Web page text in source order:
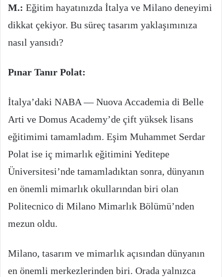
M.: Eğitim hayatınızda İtalya ve Milano deneyimi
dikkat çekiyor. Bu süreç tasarım yaklaşımınıza
nasıl yansıdı?
Pınar Tanır Polat:
İtalya’daki NABA — Nuova Accademia di Belle
Arti ve Domus Academy’de çift yüksek lisans
eğitimimi tamamladım. Eşim Muhammet Serdar
Polat ise iç mimarlık eğitimini Yeditepe
Üniversitesi’nde tamamladıktan sonra, dünyanın
en önemli mimarlık okullarından biri olan
Politecnico di Milano Mimarlık Bölümü’nden
mezun oldu.
Milano, tasarım ve mimarlık açısından dünyanın
en önemli merkezlerinden biri. Orada yalnızca